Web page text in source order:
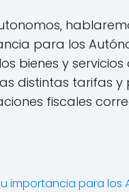
para los
bienes y
distintas tarifas
fiscales
importancia para los